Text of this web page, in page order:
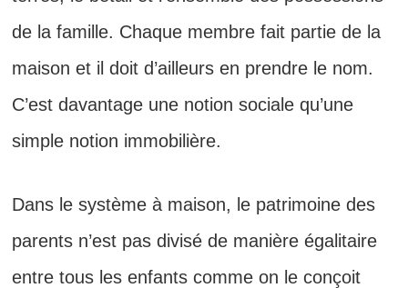
de la famille. Chaque membre fait partie de la
maison et il doit d’ailleurs en prendre le nom.
C’est davantage une notion sociale qu’une
simple notion immobilière.
Dans le système à maison, le patrimoine des
parents n’est pas divisé de manière égalitaire
entre tous les enfants comme on le conçoit